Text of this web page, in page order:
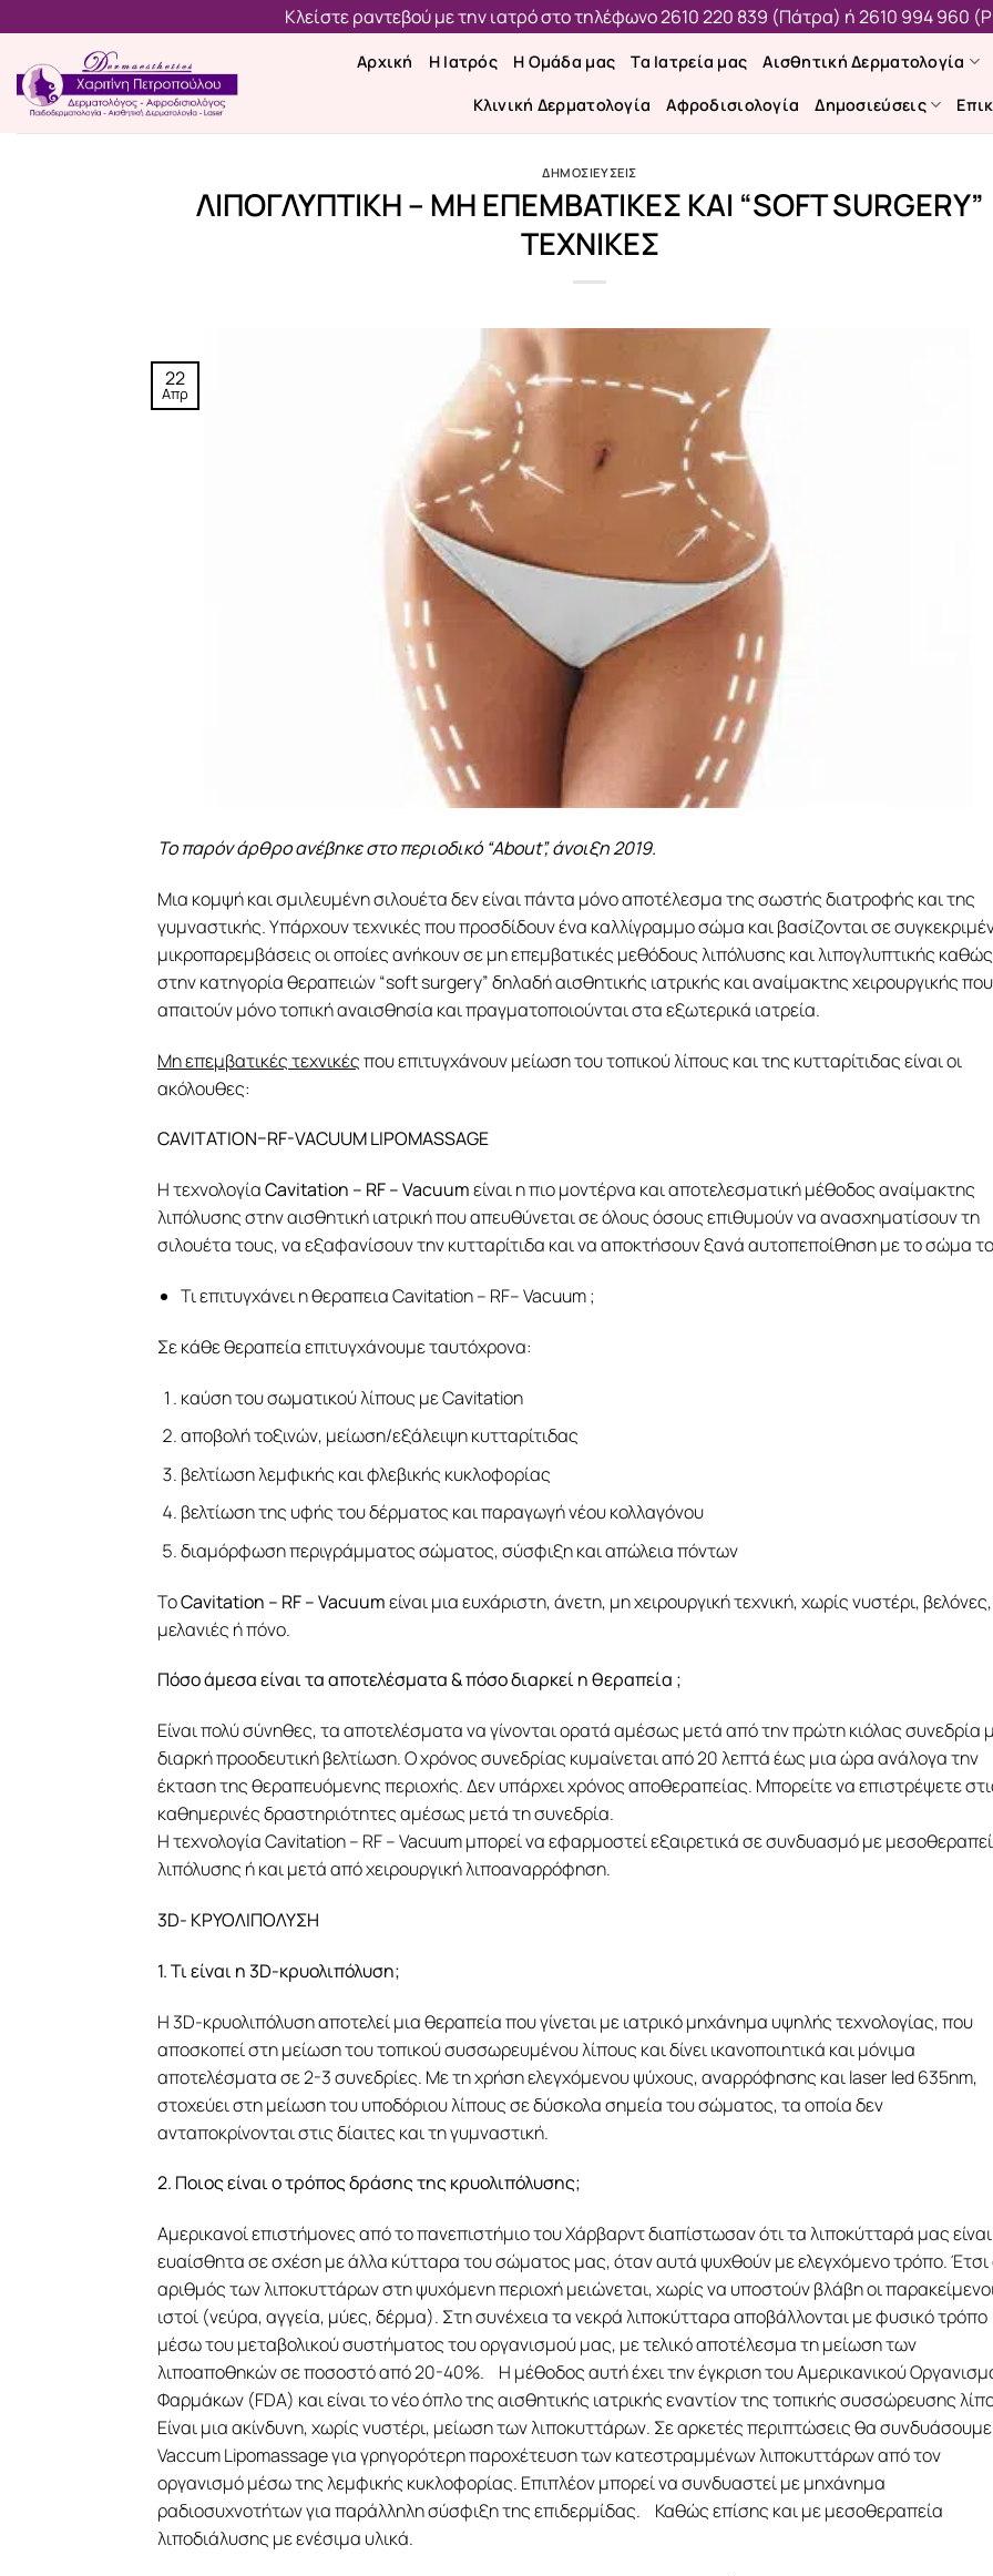
στο
περιεχόμενο
Κλείστε ραντεβού με την ιατρό στο τηλέφωνο2610 220 839 (Πάτρα) ή2610 994 960
Αρχική Η Ιατρός Η Ομάδα μας Τα Ιατρεία μας Αισθητική Δερματολογία
Κλινική Δερματολογία Αφροδισιολογία Δημοσιεύσεις
ΔΗΜΟΣΙΕΥΣΕΙΣ
ΛΙΠΟΓΛΥΠΤΙΚΗ – ΜΗ ΕΠΕΜΒΑΤΙΚΕΣ ΚΑΙ “SOFT SURGERY”
ΤΕΧΝΙΚΕΣ
22
Απρ
Το παρόν άρθρο ανέβηκε στο περιοδικό “About”, άνοιξη 2019.
Μια κομψή και σμιλευμένη σιλουέτα δεν είναι πάντα μόνο αποτέλεσμα της σωστής διατροφής και της
γυμναστικής. Υπάρχουν τεχνικές που προσδίδουν ένα καλλίγραμμο σώμα και βασίζονται σε
μικροπαρεμβάσεις οι οποίες ανήκουν σε μη επεμβατικές μεθόδους λιπόλυσης και λιπογλυπτικής
στην κατηγορία θεραπειών “soft surgery” δηλαδή αισθητικής ιατρικής και αναίμακτης χειρουργικής που
απαιτούν μόνο τοπική αναισθησία και πραγματοποιούνται στα εξωτερικά ιατρεία.
Μη επεμβατικές τεχνικέςπου επιτυγχάνουν μείωση του τοπικού λίπους και της κυτταρίτιδας είναι οι
ακόλουθες:
CAVITATION–RF-VACUUM LIPOMASSAGE
Η τεχνολογίαCavitation – RF – Vacuumείναι η πιο μοντέρνα και αποτελεσματική μέθοδος αναίμακτης
λιπόλυσης στην αισθητική ιατρική που απευθύνεται σε όλους όσους επιθυμούν να ανασχηματίσουν τη
σιλουέτα τους, να εξαφανίσουν την κυτταρίτιδα και να αποκτήσουν ξανά αυτοπεποίθηση με το σώμα
Τι επιτυγχάνει η θεραπεια Cavitation – RF– Vacuum ;
Σε κάθε θεραπεία επιτυγχάνουμε ταυτόχρονα:
καύση του σωματικού λίπους με Cavitation
αποβολή τοξινών, μείωση/εξάλειψη κυτταρίτιδας
βελτίωση λεμφικής και φλεβικής κυκλοφορίας
βελτίωση της υφής του δέρματος και παραγωγή νέου κολλαγόνου
διαμόρφωση περιγράμματος σώματος, σύσφιξη και απώλεια πόντων
ΤοCavitation – RF – Vacuumείναι μια ευχάριστη, άνετη, μη χειρουργική τεχνική, χωρίς νυστέρι, βελόνες,
μελανιές ή πόνο.
Πόσο άμεσα είναι τα αποτελέσματα & πόσο διαρκεί η θεραπεία ;
Είναι πολύ σύνηθες, τα αποτελέσματα να γίνονται ορατά αμέσως μετά από την πρώτη κιόλας συνεδρία
διαρκή προοδευτική βελτίωση. Ο χρόνος συνεδρίας κυμαίνεται από 20 λεπτά έως μια ώρα ανάλογα την
έκταση της θεραπευόμενης περιοχής. Δεν υπάρχει χρόνος αποθεραπείας. Μπορείτε να επιστρέψετε
καθημερινές δραστηριότητες αμέσως μετά τη συνεδρία.
Η τεχνολογία Cavitation – RF – Vacuum μπορεί να εφαρμοστεί εξαιρετικά σε συνδυασμό με
λιπόλυσης ή και μετά από χειρουργική λιποαναρρόφηση.
3D- ΚΡΥΟΛΙΠΟΛΥΣΗ
1. Τι είναι η 3D-κρυολιπόλυση;
Η 3D-κρυολιπόλυση αποτελεί μια θεραπεία που γίνεται με ιατρικό μηχάνημα υψηλής τεχνολογίας, που
αποσκοπεί στη μείωση του τοπικού συσσωρευμένου λίπους και δίνει ικανοποιητικά και μόνιμα
αποτελέσματα σε 2-3 συνεδρίες. Με τη χρήση ελεγχόμενου ψύχους, αναρρόφησης και laser led 635nm,
στοχεύει στη μείωση του υποδόριου λίπους σε δύσκολα σημεία του σώματος, τα οποία δεν
ανταποκρίνονται στις δίαιτες και τη γυμναστική.
2. Ποιος είναι ο τρόπος δράσης της κρυολιπόλυσης;
Αμερικανοί επιστήμονες από το πανεπιστήμιο του Χάρβαρντ διαπίστωσαν ότι τα λιποκύτταρά μας
ευαίσθητα σε σχέση με άλλα κύτταρα του σώματος μας, όταν αυτά ψυχθούν με ελεγχόμενο τρόπο. Έτσι
αριθμός των λιποκυττάρων στη ψυχόμενη περιοχή μειώνεται, χωρίς να υποστούν βλάβη οι
ιστοί (νεύρα, αγγεία, μύες, δέρμα). Στη συνέχεια τα νεκρά λιποκύτταρα αποβάλλονται με φυσικό τρόπο
μέσω του μεταβολικού συστήματος του οργανισμού μας, με τελικό αποτέλεσμα τη μείωση των
λιποαποθηκών σε ποσοστό από 20-40%. Η μέθοδος αυτή έχει την έγκριση του Αμερικανικού
Φαρμάκων (FDA) και είναι το νέο όπλο της αισθητικής ιατρικής εναντίον της τοπικής συσσώρευσης
Είναι μια ακίνδυνη, χωρίς νυστέρι, μείωση των λιποκυττάρων. Σε αρκετές περιπτώσεις θα συνδυάσουμε
Vaccum Lipomassage για γρηγορότερη παροχέτευση των κατεστραμμένων λιποκυττάρων από τον
οργανισμό μέσω της λεμφικής κυκλοφορίας. Επιπλέον μπορεί να συνδυαστεί με μηχάνημα
ραδιοσυχνοτήτων για παράλληλη σύσφιξη της επιδερμίδας. Καθώς επίσης και με μεσοθεραπεία
λιποδιάλυσης με ενέσιμα υλικά.